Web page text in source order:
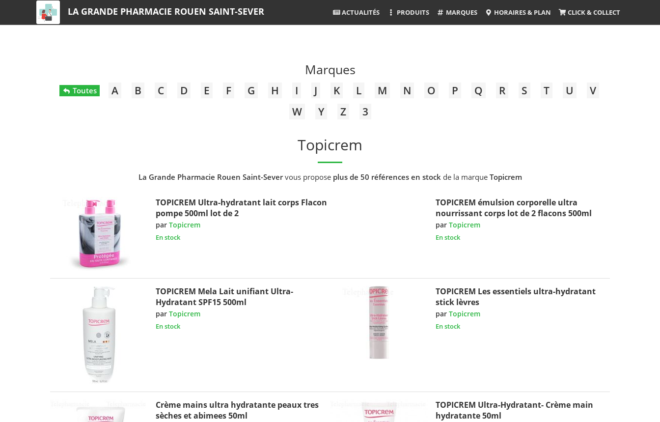
LA GRANDE PHARMACIE ROUEN SAINT-SEVER ACTUALITÉS PRODUITS MARQUES HORAIRES & PLAN CLICK & COLLECT
Marques
Toutes A B C D E F G H I J K L M N O P Q R S T U
V
W
Y Z 3
Topicrem
La Grande Pharmacie Rouen Saint-Severvous propose plus de 50 références en stock de la marque Topicrem
TOPICREM Ultra-hydratant lait corps Flacon
pompe 500ml lot de 2
par Topicrem
En stock
TOPICREM émulsion corporelle ultra
nourrissant corps lot de 2 flacons 500ml
par Topicrem
En stock
TOPICREM Mela Lait unifiant Ultra-
Hydratant SPF15 500ml
par Topicrem
En stock
TOPICREM Les essentiels ultra-hydratant
stick lèvres
par Topicrem
En stock
Crème mains ultra hydratante peaux tres
sèches et abimees 50ml
TOPICREM Ultra-Hydratant- Crème main
hydratante 50ml